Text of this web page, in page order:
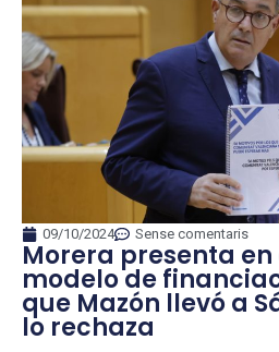
09/10/2024 Sense comentaris
Morera presenta en
modelo de
que Mazón llevó a
lo rechaza